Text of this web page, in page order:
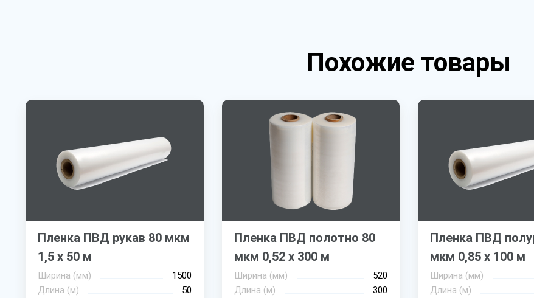
Похожие товары
Пленка ПВД рукав 80 мкм
1,5 х 50 м
Ширина (мм)
1500
Длина (м)
50
Пленка ПВД полотно 80
мкм 0,52 х 300 м
Ширина (мм)
520
Длина (м)
300
Пленка ПВД
мкм 0,85 х 100 м
Ширина (мм)
Длина (м)